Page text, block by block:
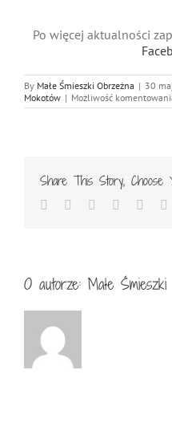
Po więcej aktualności
By Małe Śmieszki Obrzeżna | 30
Mokotów | Możliwość
Share This Story, Choose
Facebook
TwitterReddit LinkedIn
O autorze: Małe